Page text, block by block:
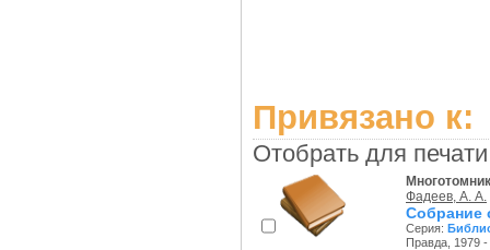
Привязано к:
Отобрать для
Многотомник
Фадеев, А. А.
Собрание
Серия:
Правда, 1979 -